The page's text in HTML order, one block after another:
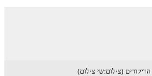
(צילום:שי צילום)